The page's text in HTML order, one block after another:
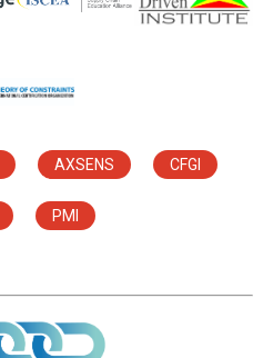
AXSENS CFGI
PMI